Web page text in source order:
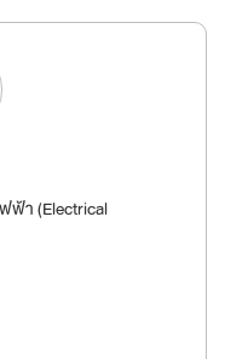
ฟ้า (Electrical